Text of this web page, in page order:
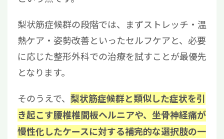
梨状筋症候群の段階では、まずストレッチ・温
熱ケア・姿勢改善といったセルフケアと、必要
に応じた整形外科での治療を試すことが最優先
となります。
そのうえで、 梨状筋症候群と類似した症状を引
き起こす腰椎椎間板ヘルニアや、坐骨神経痛が
慢性化したケースに対する補完的な選択肢の一